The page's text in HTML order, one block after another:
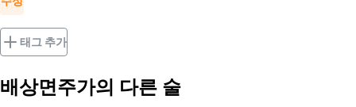
태그 추가
배상면주가의 다른 술